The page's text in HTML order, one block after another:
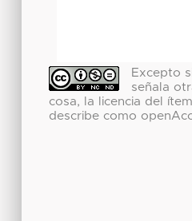
Excepto
señala
cosa, la licencia del
describe como